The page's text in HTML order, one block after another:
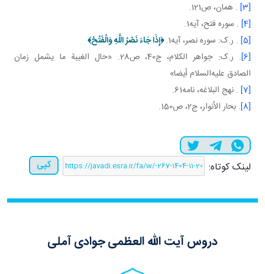
[3]
. همان، ص121.
[4]
. سوره فتح، آيه1.
[5]
. ر.ک: سوره نصر، آيه1. ﴿إِذَا جَاءَ نَصْرُ اللَّهِ وَالْفَتْحُ﴾
[6]
. ر.ک: جواهر الکلام، ج40، ص28. «حال الغيبة ما يشمل زمان
الصادق عليه‌السلام أيضا»
[7]
. نهج البلاغه، نامه61.
[8] . بحار الأنوار، ج‏2، ص150.
لینک کوتاه: کپی
دروس آیت الله العظمی جوادی آملی